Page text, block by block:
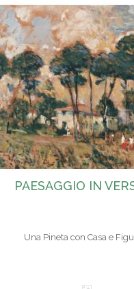
PAESAGGIO IN
Una Pineta con Casa e